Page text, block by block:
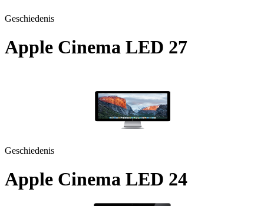
Geschiedenis
Apple Cinema LED 27
Geschiedenis
Apple Cinema LED 24